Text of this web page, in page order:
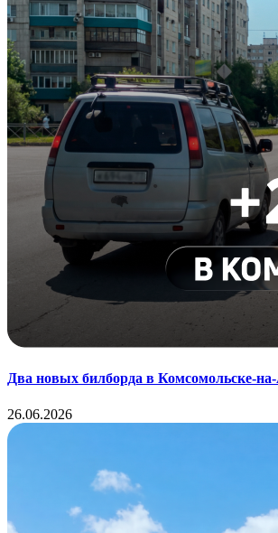
Два новых билборда в Комсомольске-
26.06.2026